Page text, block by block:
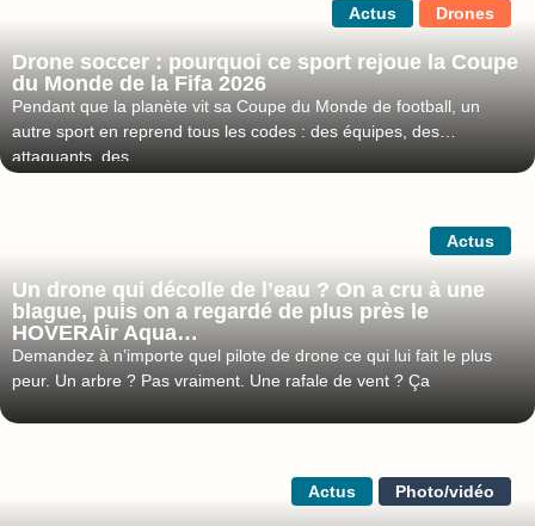
Actus Drones
Drone soccer : pourquoi ce sport rejoue la Coupe
du Monde de la Fifa 2026
Pendant que la planète vit sa Coupe du Monde de football, un
autre sport en reprend tous les codes : des équipes, des
attaquants, des
Actus
Un drone qui décolle de l’eau ? On a cru à une
blague, puis on a regardé de plus près le
HOVERAir Aqua…
Demandez à n’importe quel pilote de drone ce qui lui fait le plus
peur. Un arbre ? Pas vraiment. Une rafale de vent ? Ça
Actus Photo/vidéo